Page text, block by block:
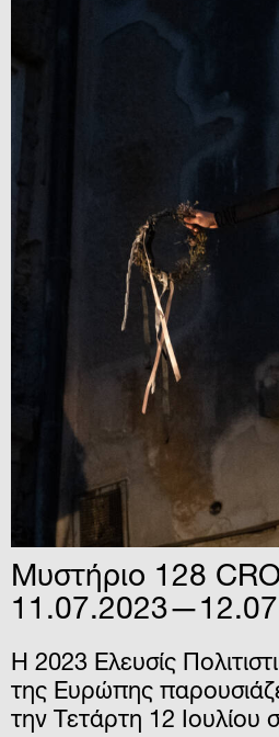
Μυστήριο 128
Η 2023 Ελευσίς
της Ευρώπης
την Τετάρτη 12 Ιουλίου